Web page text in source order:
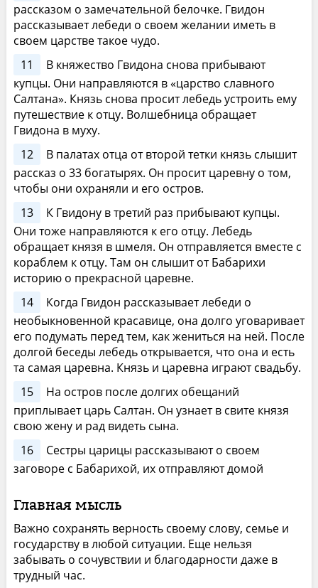
рассказом о замечательной белочке. Гвидон
рассказывает лебеди о своем желании иметь в
своем царстве такое чудо.
11
В княжество Гвидона снова прибывают
купцы. Они направляются в «царство славного
Салтана». Князь снова просит лебедь устроить ему
путешествие к отцу. Волшебница обращает
Гвидона в муху.
12
В палатах отца от второй тетки князь слышит
рассказ о 33 богатырях. Он просит царевну о том,
чтобы они охраняли и его остров.
13
К Гвидону в третий раз прибывают купцы.
Они тоже направляются к его отцу. Лебедь
обращает князя в шмеля. Он отправляется вместе с
кораблем к отцу. Там он слышит от Бабарихи
историю о прекрасной царевне.
14
Когда Гвидон рассказывает лебеди о
необыкновенной красавице, она долго уговаривает
его подумать перед тем, как жениться на ней. После
долгой беседы лебедь открывается, что она и есть
та самая царевна. Князь и царевна играют свадьбу.
15
На остров после долгих обещаний
приплывает царь Салтан. Он узнает в свите князя
свою жену и рад видеть сына.
16
Сестры царицы рассказывают о своем
заговоре с Бабарихой, их отправляют домой
Главная мысль
Важно сохранять верность своему слову, семье и
государству в любой ситуации. Еще нельзя
забывать о сочувствии и благодарности даже в
трудный час.